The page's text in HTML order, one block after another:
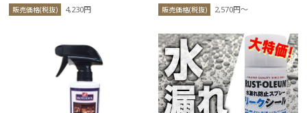
販売価格(税抜) 4,230円 販売価格(税抜) 2,570円〜